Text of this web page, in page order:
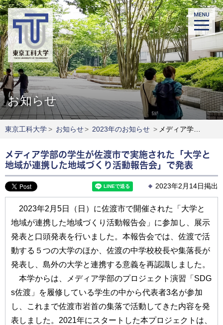
お知らせ
東京工科大学> お知らせ> 2023年のお知らせ > メディア学部の学生が佐渡市で実施された「大学と地域が連携した地域づくり活動報告会」で発表
メディア学部の学生が佐渡市で実施された「大学と
地域が連携した地域づくり活動報告会」で発表
2023年2月14日掲出
2023年2月5日（日）に佐渡市で開催された「大学と
地域が連携した地域づくり活動報告会」に参加し、展示
発表と口頭発表を行いました。本報告会では、佐渡で活
動する５つの大学のほか、佐渡の中学校校長や集落長が
発表し、島外の大学と連携する意義を再認識しました。
本学からは、メディア学部のプロジェクト演習「SDG
s佐渡」を履修している学生の中から代表者3名が参加
し、これまで佐渡市岩首の集落で活動してきた内容を発
表しました。2021年にスタートした本プロジェクトは、